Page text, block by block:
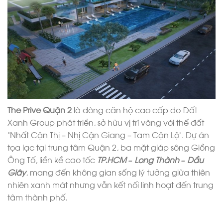
The Prive Quận 2 là dòng căn hộ cao cấp do Đất
Xanh Group phát triển, sở hữu vị trí vàng với thế đất
“Nhất Cận Thị – Nhị Cận Giang – Tam Cận Lộ”. Dự án
tọa lạc tại trung tâm Quận 2, ba mặt giáp sông Giồng
Ông Tố, liền kề cao tốc TP.HCM – Long Thành – Dầu
Giây, mang đến không gian sống lý tưởng giữa thiên
nhiên xanh mát nhưng vẫn kết nối linh hoạt đến trung
tâm thành phố.